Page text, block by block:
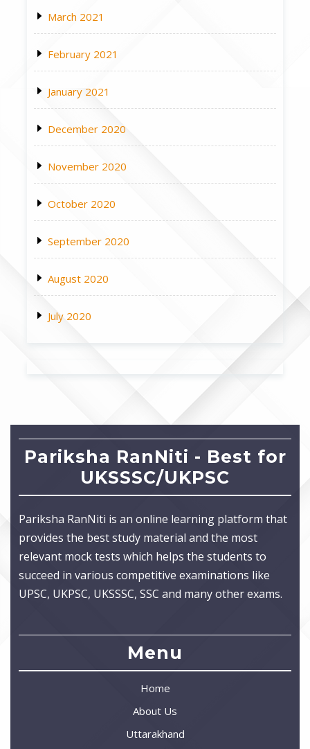
March 2021
February 2021
January 2021
December 2020
November 2020
October 2020
September 2020
August 2020
July 2020
Pariksha RanNiti - Best for
UKSSSC/UKPSC
Pariksha RanNiti is an online learning platform that
provides the best study material and the most
relevant mock tests which helps the students to
succeed in various competitive examinations like
UPSC, UKPSC, UKSSSC, SSC and many other exams.
Menu
Home
About Us
Uttarakhand